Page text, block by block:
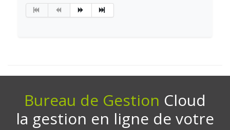
Bureau de Gestion Cloud
la gestion en ligne de votre